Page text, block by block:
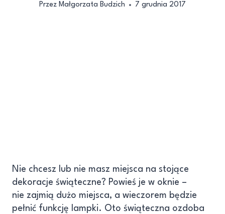
Przez Małgorzata Budzich 7 grudnia 2017
Nie chcesz lub nie masz miejsca na stojące
dekoracje świąteczne? Powieś je w oknie –
nie zajmią dużo miejsca, a wieczorem będzie
pełnić funkcję lampki. Oto świąteczna ozdoba